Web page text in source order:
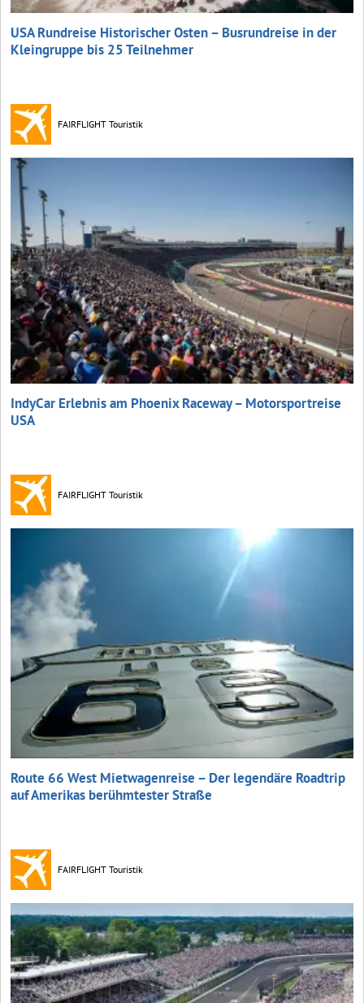
USA Rundreise Historischer Osten – Busrundreise in der
Kleingruppe bis 25 Teilnehmer
FAIRFLIGHT Touristik
IndyCar Erlebnis am Phoenix Raceway – Motorsportreise
USA
FAIRFLIGHT Touristik
Route 66 West Mietwagenreise – Der legendäre Roadtrip
auf Amerikas berühmtester Straße
FAIRFLIGHT Touristik